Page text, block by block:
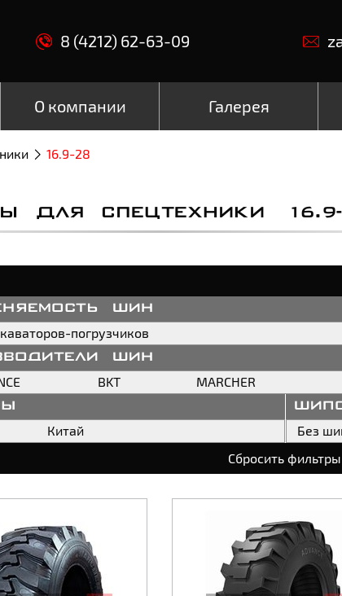
8 (4212) 62-63-09
О компании Галерея
16.9-28
ДЛЯ СПЕЦТЕХНИКИ 16.9-
шин
погрузчиков
шин
BKT MARCHER
Китай
Без
Сбросить фильтры